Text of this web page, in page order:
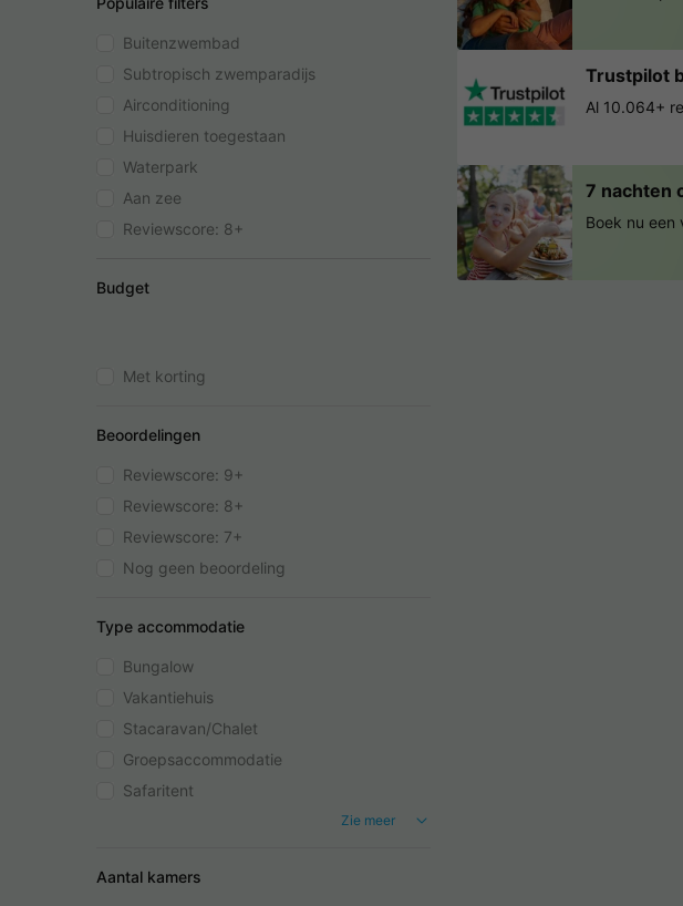
Buitenzwembad
Subtropisch zwemparadijs
Airconditioning
Huisdieren toegestaan
Waterpark
Aan zee
Reviewscore: 8+
Budget
Met korting
Beoordelingen
Reviewscore: 9+
Reviewscore: 8+
Reviewscore: 7+
Nog geen beoordeling
Type accommodatie
Bungalow
Vakantiehuis
Stacaravan/Chalet
Groepsaccommodatie
Safaritent
Zie meer
Aantal kamers
Trustpilot
Al 10.064+
7 nachten
Boek nu